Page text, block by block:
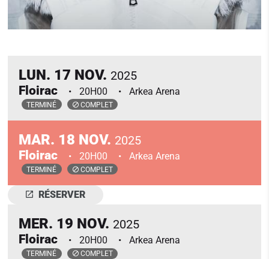
LUN. 17 NOV. 2025
Floirac
20H00 Arkea Arena
TERMINÉ COMPLET
MAR. 18 NOV. 2025
Floirac
20H00 Arkea Arena
TERMINÉ COMPLET
RÉSERVER
MER. 19 NOV. 2025
Floirac
20H00 Arkea Arena
TERMINÉ COMPLET